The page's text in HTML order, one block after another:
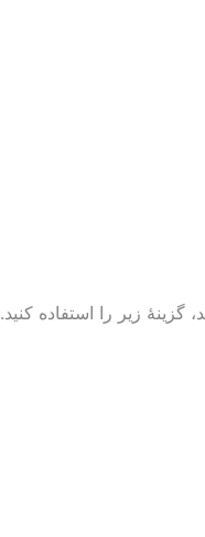
زير را استفاده کنيد.